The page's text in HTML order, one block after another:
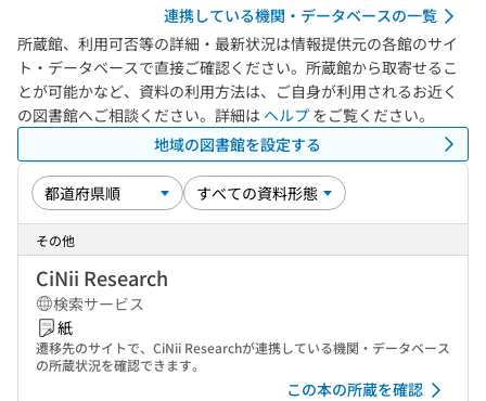
連携している機関・データベースの一覧
所蔵館、利用可否等の詳細・最新状況は情報提供元の各館のサイ
ト・データベースで直接ご確認ください。所蔵館から取寄せるこ
とが可能かなど、資料の利用方法は、ご自身が利用されるお近く
の図書館へご相談ください。詳細は ヘルプ をご覧ください。
地域の図書館を設定する
その他
CiNii Research
検索サービス
紙
遷移先のサイトで、CiNii Researchが連携している機関・データベース
の所蔵状況を確認できます。
この本の所蔵を確認